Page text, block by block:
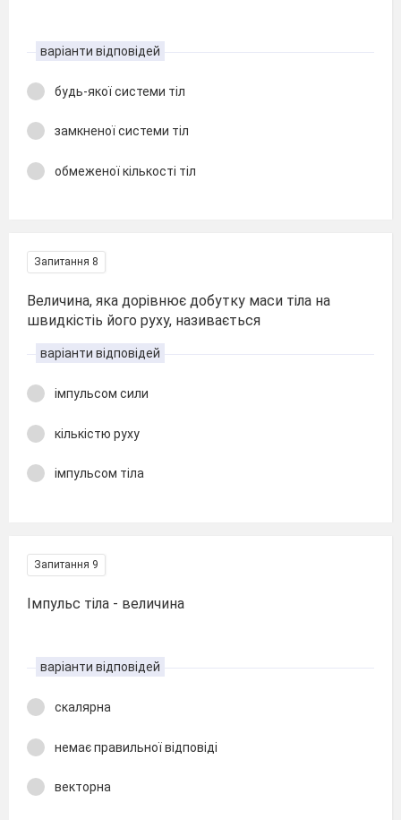
варіанти відповідей
будь-якої системи тіл
замкненої системи тіл
обмеженої кількості тіл
Запитання 8
Величина, яка дорівнює добутку маси тіла на
швидкістіь його руху, називається
варіанти відповідей
імпульсом сили
кількістю руху
імпульсом тіла
Запитання 9
Імпульс тіла - величина
варіанти відповідей
скалярна
немає правильної відповіді
векторна